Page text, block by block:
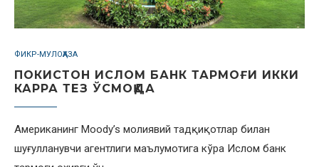
ФИКР-МУЛОҲАЗА
ПОКИСТОН ИСЛОМ БАНК ТАРМОҒИ ИККИ
КАРРА ТЕЗ ЎСМОҚДА
Американинг Мoody’s молиявий тадқиқотлар билан
шуғулланувчи агентлиги маълумотига кўра Ислом банк